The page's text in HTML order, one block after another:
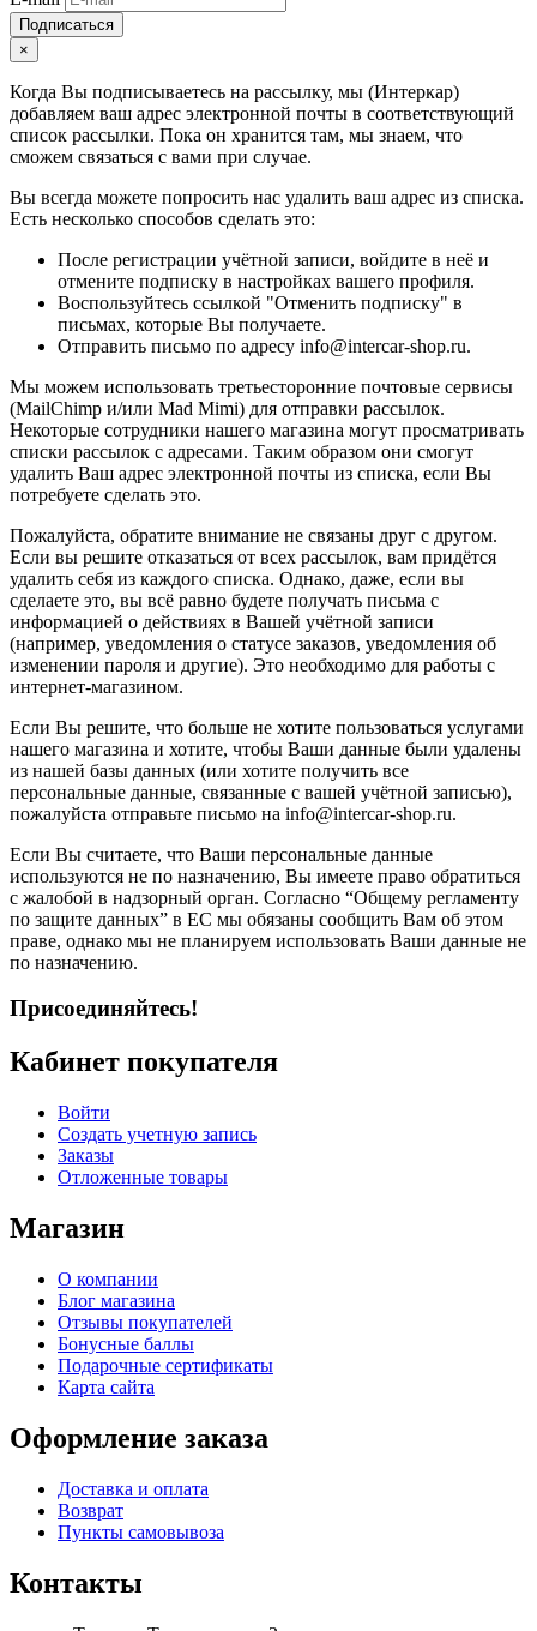
Подписаться
×
Когда Вы подписываетесь на рассылку, мы (Интеркар)
добавляем ваш адрес электронной почты в соответствующий
список рассылки. Пока он хранится там, мы знаем, что
сможем связаться с вами при случае.
Вы всегда можете попросить нас удалить ваш адрес из списка.
Есть несколько способов сделать это:
После регистрации учётной записи, войдите в неё и
отмените подписку в настройках вашего профиля.
Воспользуйтесь ссылкой "Отменить подписку" в
письмах, которые Вы получаете.
Отправить письмо по адресу info@intercar-shop.ru.
Мы можем использовать третьесторонние почтовые сервисы
(MailChimp и/или Mad Mimi) для отправки рассылок.
Некоторые сотрудники нашего магазина могут просматривать
списки рассылок с адресами. Таким образом они смогут
удалить Ваш адрес электронной почты из списка, если Вы
потребуете сделать это.
Пожалуйста, обратите внимание не связаны друг с другом.
Если вы решите отказаться от всех рассылок, вам придётся
удалить себя из каждого списка. Однако, даже, если вы
сделаете это, вы всё равно будете получать письма с
информацией о действиях в Вашей учётной записи
(например, уведомления о статусе заказов, уведомления об
изменении пароля и другие). Это необходимо для работы с
интернет-магазином.
Если Вы решите, что больше не хотите пользоваться услугами
нашего магазина и хотите, чтобы Ваши данные были удалены
из нашей базы данных (или хотите получить все
персональные данные, связанные с вашей учётной записью),
пожалуйста отправьте письмо на info@intercar-shop.ru.
Если Вы считаете, что Ваши персональные данные
используются не по назначению, Вы имеете право обратиться
с жалобой в надзорный орган. Согласно “Общему регламенту
по защите данных” в ЕС мы обязаны сообщить Вам об этом
праве, однако мы не планируем использовать Ваши данные не
по назначению.
Присоединяйтесь!
Кабинет покупателя
Войти
Создать учетную запись
Заказы
Отложенные товары
Магазин
О компании
Блог магазина
Отзывы покупателей
Бонусные баллы
Подарочные сертификаты
Карта сайта
Оформление заказа
Доставка и оплата
Возврат
Пункты самовывоза
Контакты